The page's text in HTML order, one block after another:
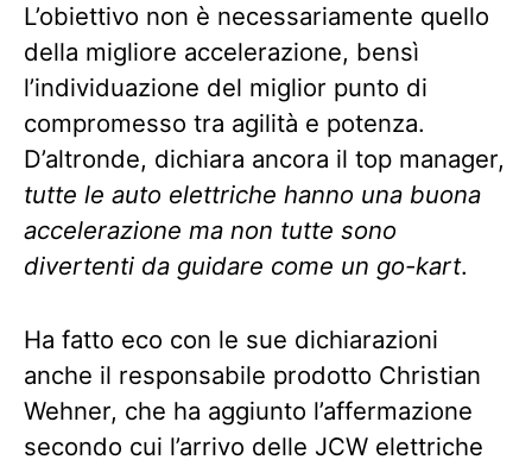
L’obiettivo non è necessariamente quello
della migliore accelerazione, bensì
l’individuazione del miglior punto di
compromesso tra agilità e potenza.
D’altronde, dichiara ancora il top manager,
tutte le auto elettriche hanno una buona
accelerazione ma non tutte sono
divertenti da guidare come un go-kart.
Ha fatto eco con le sue dichiarazioni
anche il responsabile prodotto Christian
Wehner, che ha aggiunto l’affermazione
secondo cui l’arrivo delle JCW elettriche